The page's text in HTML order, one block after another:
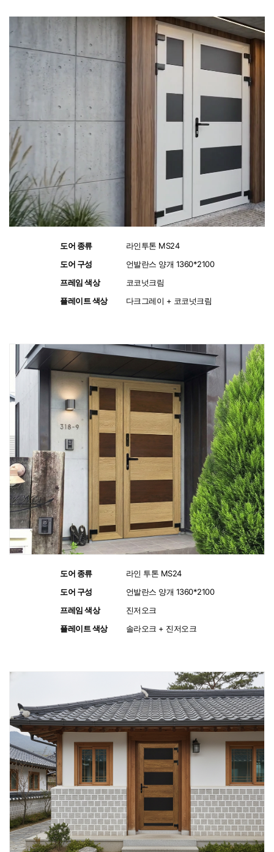
도어 종류
라인투톤 MS24
도어 구성
언발란스 양개 1360*2100
프레임 색상
코코넛크림
플레이트 색상
다크그레이 + 코코넛크림
도어 종류
라인 투톤 MS24
도어 구성
언발란스 양개 1360*2100
프레임 색상
진저오크
플레이트 색상
솔라오크 + 진저오크